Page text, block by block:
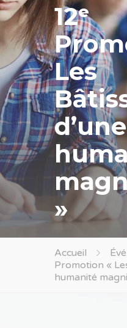
12ᵉ
Les
d’une
»
Accueil
Promotion «
humanité